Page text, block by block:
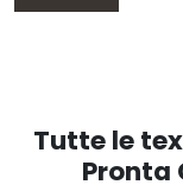
Tutte le
Pronta